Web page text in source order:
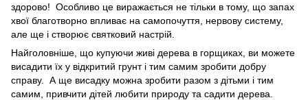
здорово! Особливо це виражається не тільки в тому, що запах
хвої благотворно впливає на самопочуття, нервову систему,
але ще і створює святковий настрій.
Найголовніше, що купуючи живі дерева в горщиках, ви можете
висадити їх у відкритий грунт і тим самим зробити добру
справу. А ще висадку можна зробити разом з дітьми і тим
самим, привчити дітей любити природу та садити дерева.